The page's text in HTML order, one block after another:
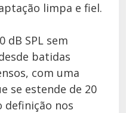
limpa e fiel.
dB SPL sem
batidas
com uma
se estende de 20
definição nos